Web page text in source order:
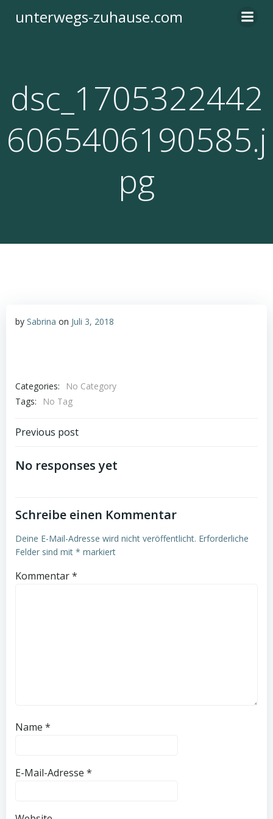
Inhalt
unterwegs-zuhause.com
dsc_1705322442
6065406190585.j
pg
by Sabrina on Juli 3, 2018
Categories:
No Category
Tags:
No Tag
Post
navigation
Previous post
No responses yet
Schreibe einen Kommentar
Deine E-Mail-Adresse wird nicht veröffentlicht. Erforderliche
Felder sind mit * markiert
Kommentar*
Name *
E-Mail-Adresse *